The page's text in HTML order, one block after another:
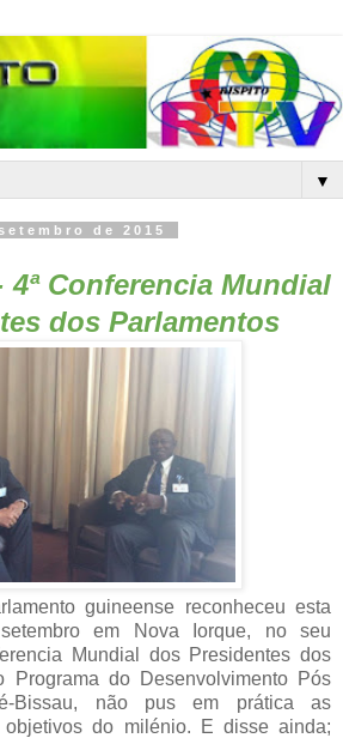
▼
de 2015
4ª Conferencia Mundial
dos Parlamentos
guineense reconheceu esta
em Nova Iorque, no seu
Mundial dos Presidentes dos
Programa do Desenvolvimento Pós
Bissau, não pus em prática as
objetivos do milénio. E disse ainda;